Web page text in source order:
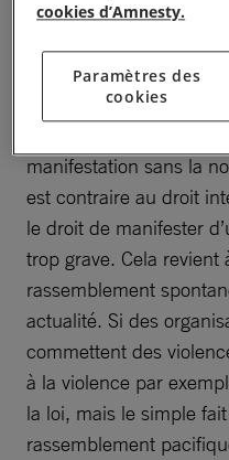
manifester
Poursuivre pénalement
manifestation sans la
est contraire au droit
le droit de manifester
trop grave. Cela
rassemblement
actualité. Si des
commettent des
à la violence par
la loi, mais le simple
rassemblement
cookies d’Amnesty.
Paramètres des
cookies